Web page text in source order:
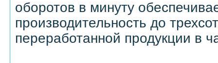
оборотов в минуту
производительность до
переработанной продукции в